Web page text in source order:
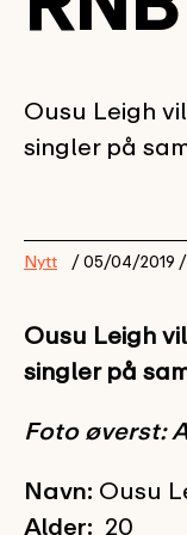
Ousu Leigh
singler på
Nytt / 05/04/2019 /
Ousu Leigh
singler på
Foto øverst:
Navn: Ousu
Alder: 20